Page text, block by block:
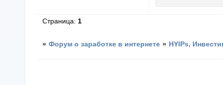
Страница: 1
» Форум о заработке в интернете » HYIPs,